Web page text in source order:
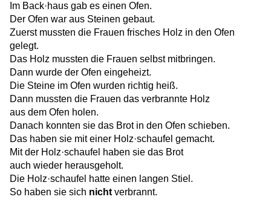
Im Back·haus gab es einen Ofen.
Der Ofen war aus Steinen gebaut.
Zuerst mussten die Frauen frisches Holz in den Ofen
gelegt.
Das Holz mussten die Frauen selbst mitbringen.
Dann wurde der Ofen eingeheizt.
Die Steine im Ofen wurden richtig heiß.
Dann mussten die Frauen das verbrannte Holz
aus dem Ofen holen.
Danach konnten sie das Brot in den Ofen schieben.
Das haben sie mit einer Holz·schaufel gemacht.
Mit der Holz·schaufel haben sie das Brot
auch wieder herausgeholt.
Die Holz·schaufel hatte einen langen Stiel.
So haben sie sich nicht verbrannt.